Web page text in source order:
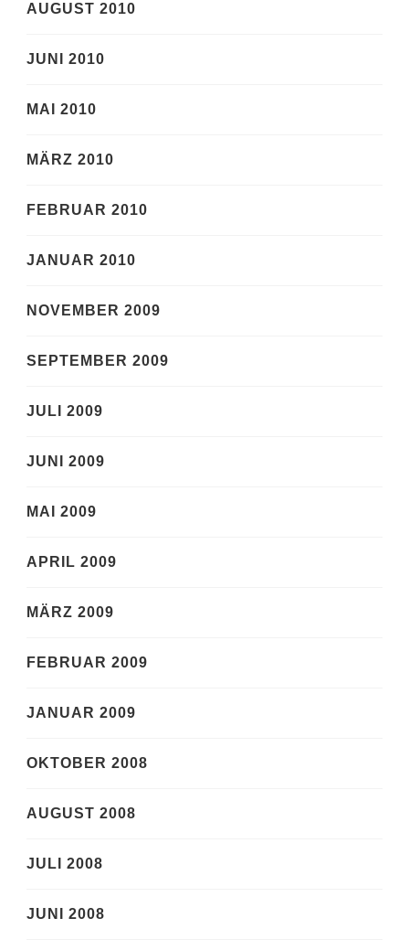
AUGUST 2010
JUNI 2010
MAI 2010
MÄRZ 2010
FEBRUAR 2010
JANUAR 2010
NOVEMBER 2009
SEPTEMBER 2009
JULI 2009
JUNI 2009
MAI 2009
APRIL 2009
MÄRZ 2009
FEBRUAR 2009
JANUAR 2009
OKTOBER 2008
AUGUST 2008
JULI 2008
JUNI 2008